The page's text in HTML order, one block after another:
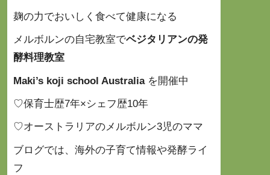
麹の力でおいしく食べて健康になる
メルボルンの自宅教室でベジタリアンの発
酵料理教室
Maki’s koji school Australiaを開催中
♡保育士歴7年×シェフ歴10年
♡オーストラリアのメルボルン3児のママ
ブログでは、海外の子育て情報や発酵ライ
フ